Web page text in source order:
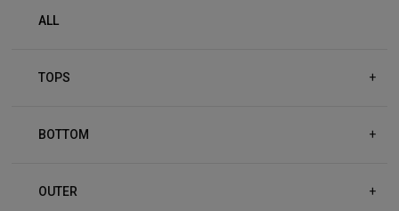
ALL
TOPS +
BOTTOM +
OUTER +